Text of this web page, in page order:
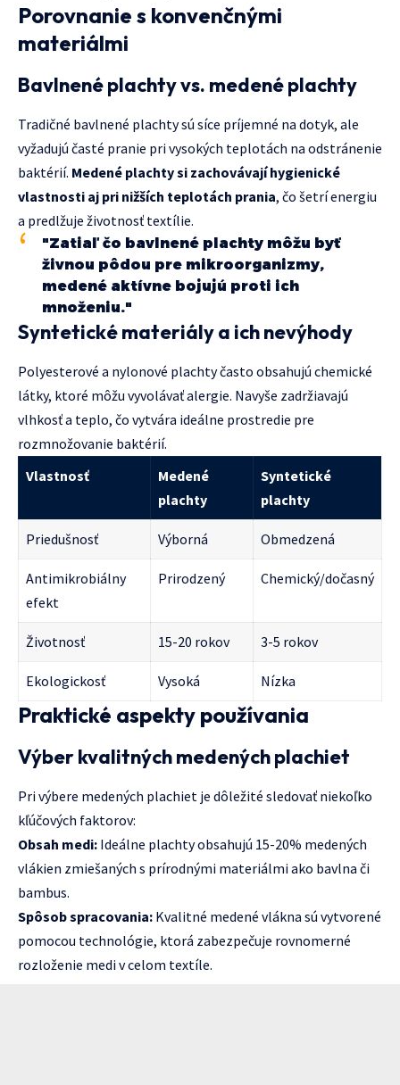
Porovnanie s konvenčnými
materiálmi
Bavlnené plachty vs. medené plachty
Tradičné bavlnené plachty sú síce príjemné na dotyk, ale
vyžadujú časté pranie pri vysokých teplotách na odstránenie
baktérií. Medené plachty si zachovávají hygienické
vlastnosti aj pri nižších teplotách prania, čo šetrí energiu
a predlžuje životnosť textílie.
"Zatiaľ čo bavlnené plachty môžu byť
živnou pôdou pre mikroorganizmy,
medené aktívne bojujú proti ich
množeniu."
Syntetické materiály a ich nevýhody
Polyesterové a nylonové plachty často obsahujú chemické
látky, ktoré môžu vyvolávať alergie. Navyše zadržiavajú
vlhkosť a teplo, čo vytvára ideálne prostredie pre
rozmnožovanie baktérií.
Vlastnosť
Medené
plachty
Syntetické
plachty
Priedušnosť Výborná Obmedzená
Antimikrobiálny
efekt
Prirodzený Chemický/dočasný
Životnosť 15-20 rokov 3-5 rokov
Ekologickosť Vysoká Nízka
Praktické aspekty používania
Výber kvalitných medených plachiet
Pri výbere medených plachiet je dôležité sledovať niekoľko
kľúčových faktorov:
Obsah medi: Ideálne plachty obsahujú 15-20% medených
vlákien zmiešaných s prírodnými materiálmi ako bavlna či
bambus.
Spôsob spracovania: Kvalitné medené vlákna sú vytvorené
pomocou technológie, ktorá zabezpečuje rovnomerné
rozloženie medi v celom textíle.